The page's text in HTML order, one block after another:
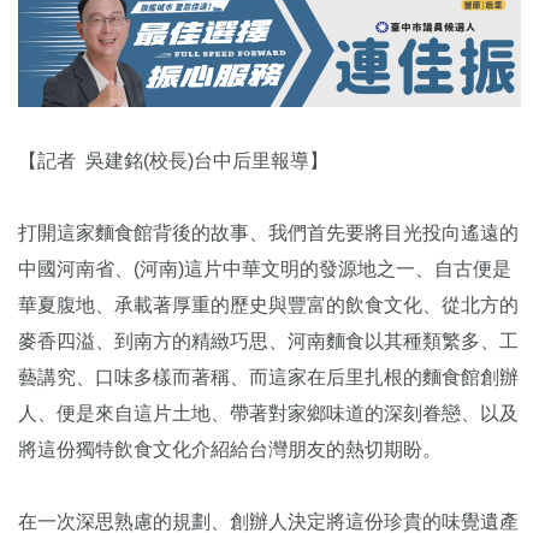
【記者 吳建銘(校長)台中后里報導】
打開這家麵食館背後的故事、我們首先要將目光投向遙遠的
中國河南省、(河南)這片中華文明的發源地之一、自古便是
華夏腹地、承載著厚重的歷史與豐富的飲食文化、從北方的
麥香四溢、到南方的精緻巧思、河南麵食以其種類繁多、工
藝講究、口味多樣而著稱、而這家在后里扎根的麵食館創辦
人、便是來自這片土地、帶著對家鄉味道的深刻眷戀、以及
將這份獨特飲食文化介紹給台灣朋友的熱切期盼。
在一次深思熟慮的規劃、創辦人決定將這份珍貴的味覺遺產